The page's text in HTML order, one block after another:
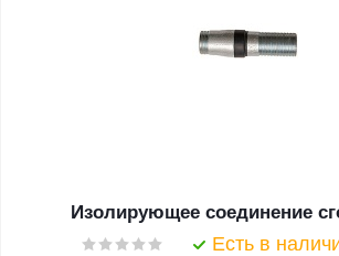
Изолирующее соединение
Есть в